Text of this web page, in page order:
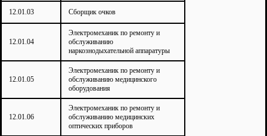
12.01.03 Сборщик очков
12.01.04
Электромеханик по ремонту и
обслуживанию
наркознодыхательной аппаратуры
12.01.05
Электромеханик по ремонту и
обслуживанию медицинского
оборудования
12.01.06
Электромеханик по ремонту и
обслуживанию медицинских
оптических приборов